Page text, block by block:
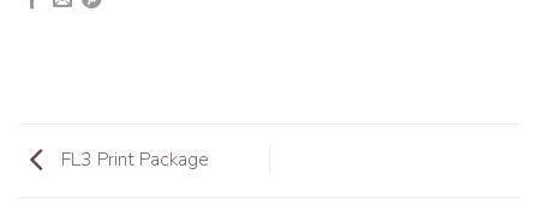
FL3 Print Package